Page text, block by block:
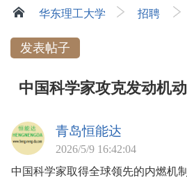
华东理工大学 招聘
发表帖子
中国科学家攻克发动机
青岛恒能达
2026/5/9 16:42:04
中国科学家取得全球领先的内燃机